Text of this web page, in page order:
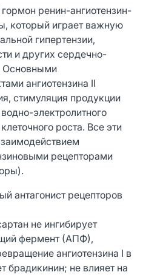
ренин-ангиотензин-
который играет важную
гипертензии,
и других сердечно-
Основными
ангиотензина II
стимуляция продукции
электролитного
роста. Все эти
рецепторами
антагонист рецепторов
не ингибирует
фермент (АПФ),
ангиотензина I в
брадикинин; не влияет на